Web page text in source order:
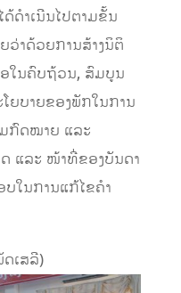
ດຳເນີນໄປຕາມຂັ້ນ
າດ້ວຍການສ້າງນິຕິ
ໃນຄົບຖ້ວນ, ສົມບູນ
ຍບາຍຂອງພັກໃນການ
ກົດໝາຍ ແລະ
ແລະ ໜ້າທີ່ຂອງບັນດາ
ໃນການແກ້ໄຂຄຳ
ເສລີ)